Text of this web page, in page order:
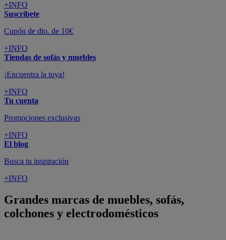
+INFO
Suscríbete
Cupón de dto. de 10€
+INFO
Tiendas de sofás y muebles
¡Encuentra la tuya!
+INFO
Tu cuenta
Promociones exclusivas
+INFO
El blog
Busca tu inspiración
+INFO
Grandes marcas de muebles, sofás,
colchones y electrodomésticos